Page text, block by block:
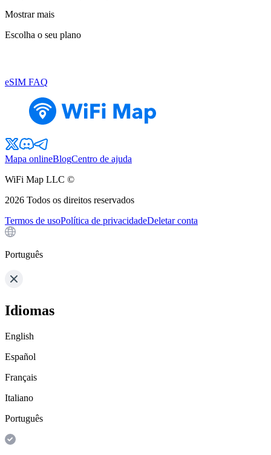
Mostrar mais
Escolha o seu plano
eSIM FAQ
Mapa onlineBlogCentro de ajuda
WiFi Map LLC ©
2026 Todos os direitos reservados
Termos de usoPolítica de privacidadeDeletar conta
Português
Idiomas
English
Español
Français
Italiano
Português